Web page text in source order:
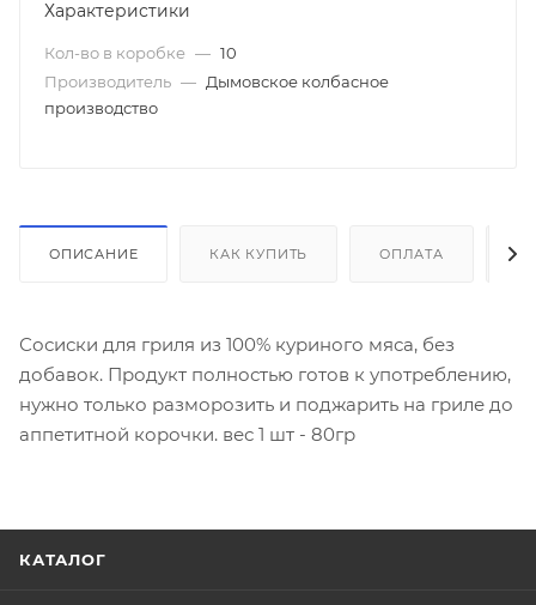
Характеристики
Кол-во в коробке — 10
Производитель — Дымовское колбасное
производство
ОПИСАНИЕ КАК КУПИТЬ ОПЛАТА
Сосиски для гриля из 100% куриного мяса, без
добавок. Продукт полностью готов к употреблению,
нужно только разморозить и поджарить на гриле до
аппетитной корочки. вес 1 шт - 80гр
КАТАЛОГ